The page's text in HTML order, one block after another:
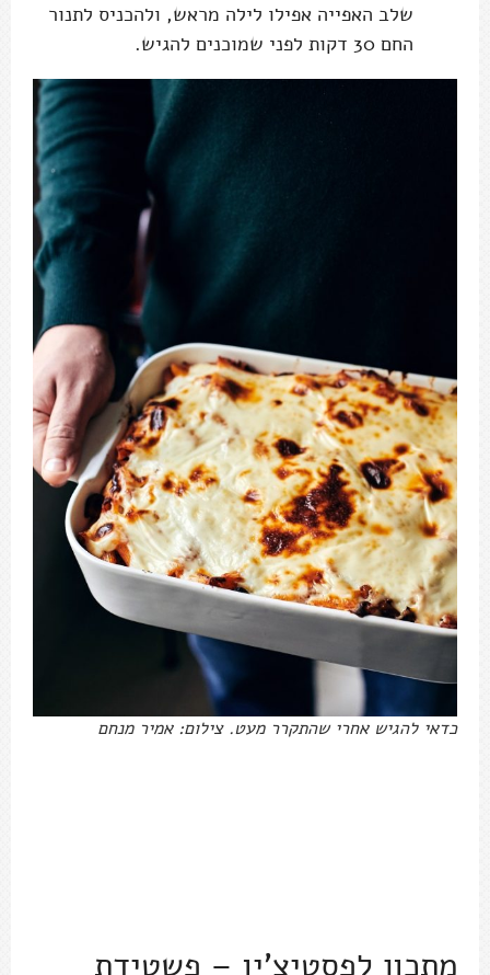
שלב האפייה אפילו לילה מראש, ולהכניס לתנור
החם 30 דקות לפני שמוכנים להגיש.
כדאי להגיש אחרי שהתקרר מעט. צילום: אמיר מנחם
ורבע עד שמוכן